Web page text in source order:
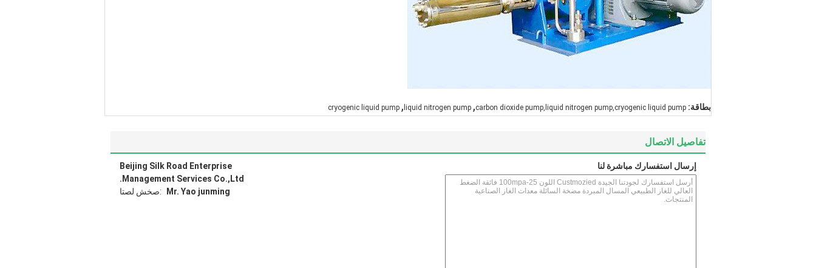
بطاقة: carbon dioxide pump,liquid nitrogen pump,cryogenic liquid pump
,
liquid nitrogen pump
,
cryogenic liquid pump
تفاصيل الاتصال
Beijing Silk Road Enterprise
Management Services Co.,Ltd.
اتصل شخص:
Mr. Yao junming
إرسال استفسارك مباشرة لنا